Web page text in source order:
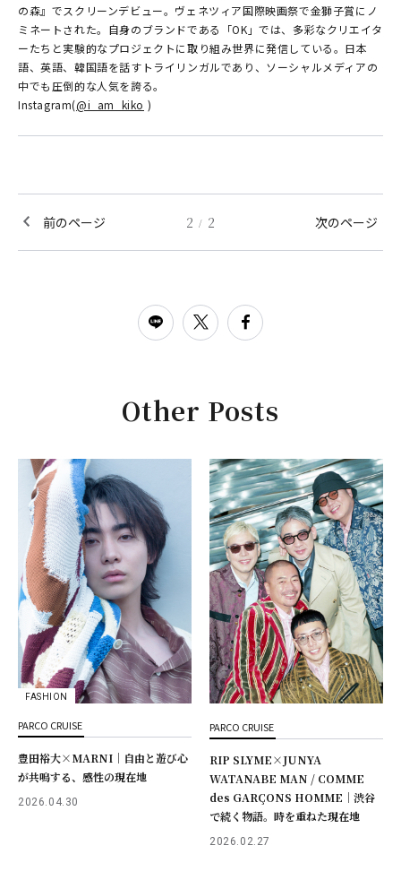
の森』でスクリーンデビュー。ヴェネツィア国際映画祭で金獅子賞にノ
ミネートされた。自身のブランドである「OK」では、多彩なクリエイタ
ーたちと実験的なプロジェクトに取り組み世界に発信している。日本
語、英語、韓国語を話すトライリンガルであり、ソーシャルメディアの
中でも圧倒的な人気を誇る。
Instagram(@i_am_kiko )
前のページ 2 / 2 次のページ
Other Posts
FASHION
PARCO CRUISE
豊田裕大×MARNI｜自由と遊び心
が共鳴する、感性の現在地
2026.04.30
PARCO CRUISE
RIP SLYME×JUNYA
WATANABE MAN / COMME
des GARÇONS HOMME｜渋谷
で続く物語。時を重ねた現在地
2026.02.27